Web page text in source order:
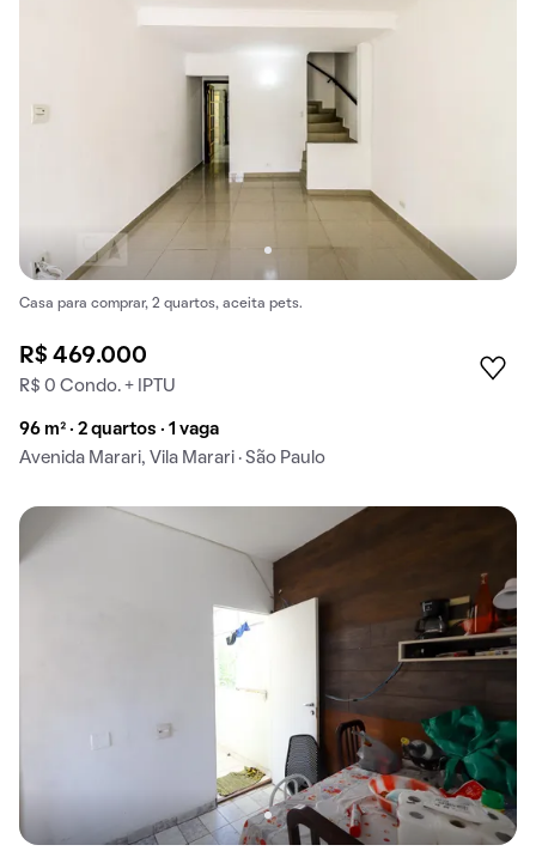
Casa para comprar, 2 quartos, aceita pets.
R$ 469.000
R$ 0 Condo. + IPTU
96 m² · 2 quartos · 1 vaga
Avenida Marari, Vila Marari · São Paulo